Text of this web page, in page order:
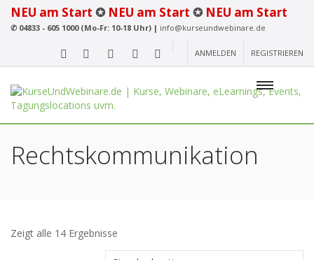
NEU am Start ✪ NEU am Start ✪ NEU am Start
✆04833 - 605 1000 (Mo-Fr: 10-18 Uhr) | info@kurseundwebinare.de
ANMELDEN REGISTRIEREN
Rechtskommunikation
Zeigt alle 14 Ergebnisse